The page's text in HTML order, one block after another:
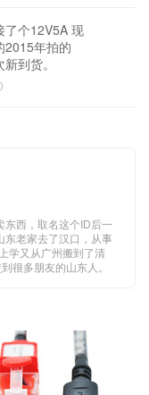
了个12V5A 现
2015年拍的
到货。
东西，取名这个ID后一
东老家去了汉口，从事
学又从广州搬到了清
很多朋友的山东人。